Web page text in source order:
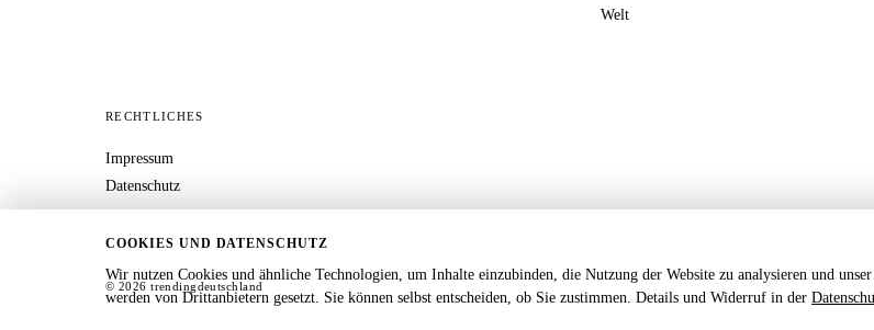
Welt
RECHTLICHES
Impressum
Datenschutz
© 2026 trendingdeutschland
COOKIES UND DATENSCHUTZ
Wir nutzen Cookies und ähnliche Technologien, um Inhalte einzubinden, die Nutzung der Website zu analysieren und
werden von Drittanbietern gesetzt. Sie können selbst entscheiden, ob Sie zustimmen. Details und Widerruf in der